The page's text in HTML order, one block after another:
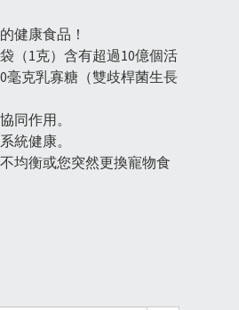
健康食品！
（1克）含有超過10億個活
毫克乳寡糖（雙歧桿菌生長
同作用。
統健康。
均衡或您突然更換寵物食